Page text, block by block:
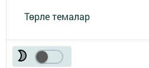
Төрле темалар